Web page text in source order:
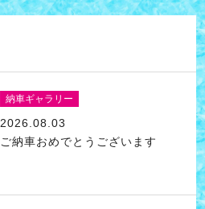
納車ギャラリー
2026.08.03
ご納車おめでとうございます